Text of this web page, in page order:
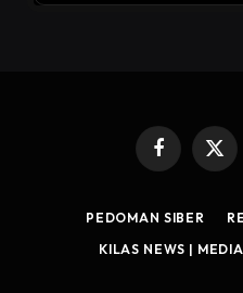
Facebook
X
PEDOMAN SIBER
KILAS NEWS |